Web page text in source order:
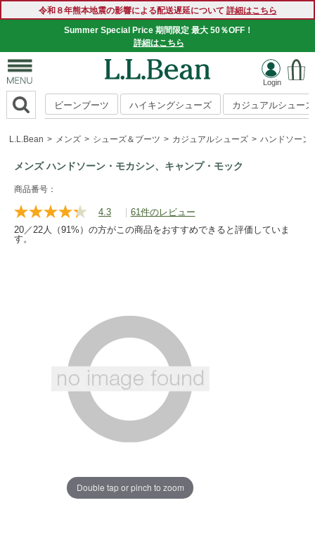
令和８年熊本地震の影響による配送遅延について 詳細はこちら
Summer Special Price 期間限定 最大 50％OFF！
詳細はこちら
ビーンブーツ ハイキングシューズ カジュアルシューズ
L.L.Bean メンズ シューズ＆ブーツ カジュアルシューズ ハンドソーン
メンズ ハンドソーン・モカシン、キャンプ・モック
https://www.llbean.co.jp/mens/shoes/casual-
shoes/g/020000.html
商品番号：
4.3
レ
ビ
ペ
ジ
ン
ク。
| 61件のレビュー
20／22人（91%）の方がこの商品をおすすめできると評価していま
す。
Double tap or pinch to zoom